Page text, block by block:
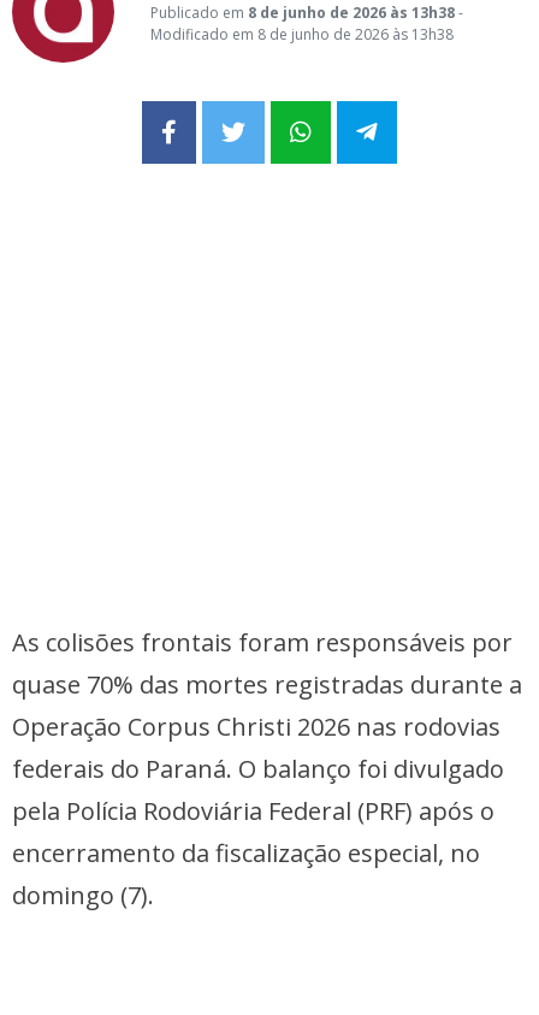
Publicado em 8 de junho de 2026 às 13h38-
Modificado em 8 de junho de 2026 às 13h38
As colisões frontais foram responsáveis por
quase 70% das mortes registradas durante a
Operação Corpus Christi 2026 nas rodovias
federais do Paraná. O balanço foi divulgado
pela Polícia Rodoviária Federal (PRF) após o
encerramento da fiscalização especial, no
domingo (7).